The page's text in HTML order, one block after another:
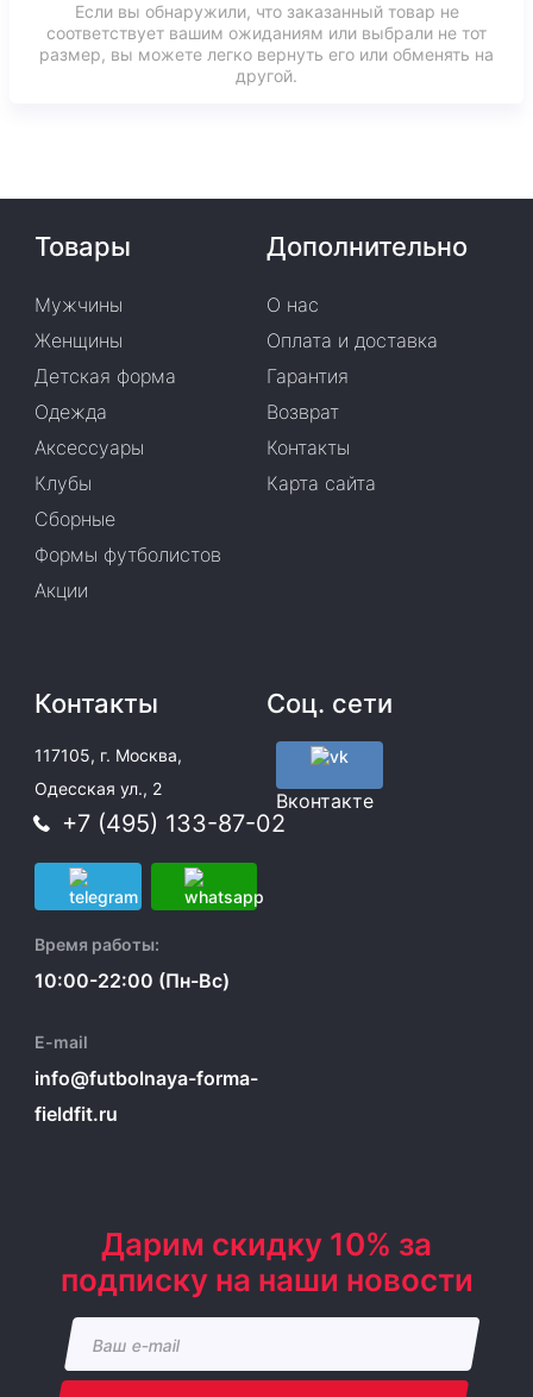
Если вы обнаружили, что заказанный товар не
соответствует вашим ожиданиям или выбрали не тот
размер, вы можете легко вернуть его или обменять на
другой.
Товары
Мужчины
Женщины
Детская форма
Одежда
Аксессуары
Клубы
Сборные
Формы футболистов
Акции
Дополнительно
О нас
Оплата и доставка
Гарантия
Возврат
Контакты
Карта сайта
Контакты
117105, г. Москва,
Одесская ул., 2
+7 (495) 133-87-02
Время работы:
10:00-22:00 (Пн-Вс)
E-mail
info@futbolnaya-forma-
fieldfit.ru
Соц. сети
Вконтакте
Дарим скидку 10% за
подписку на наши новости